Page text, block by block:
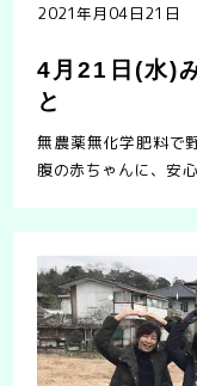
2021年月04日21日
4月21日(水)
と
無農薬無化学肥料で
腹の赤ちゃんに、安